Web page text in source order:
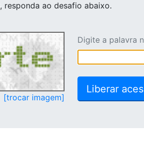
, responda ao desafio abaixo.
[trocar imagem]
Digite a palavra